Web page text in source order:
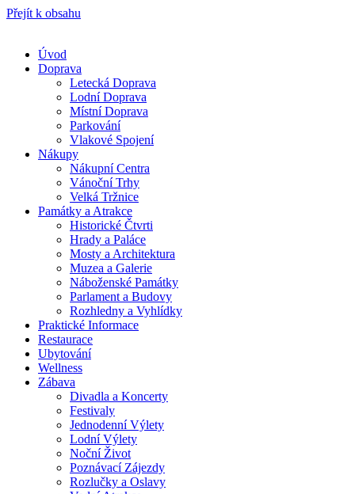
Přejít k obsahu
Úvod
Doprava
Letecká Doprava
Lodní Doprava
Místní Doprava
Parkování
Vlakové Spojení
Nákupy
Nákupní Centra
Vánoční Trhy
Velká Tržnice
Památky a Atrakce
Historické Čtvrti
Hrady a Paláce
Mosty a Architektura
Muzea a Galerie
Náboženské Památky
Parlament a Budovy
Rozhledny a Vyhlídky
Praktické Informace
Restaurace
Ubytování
Wellness
Zábava
Divadla a Koncerty
Festivaly
Jednodenní Výlety
Lodní Výlety
Noční Život
Poznávací Zájezdy
Rozlučky a Oslavy